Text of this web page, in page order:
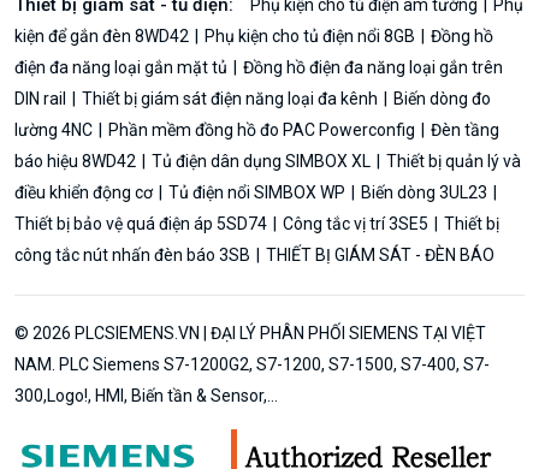
Thiết bị giám sát - tủ điện: Phụ kiện cho tủ điện âm tường
Phụ
kiện để gắn đèn 8WD42
Phụ kiện cho tủ điện nổi 8GB
Đồng hồ
điện đa năng loại gắn mặt tủ
Đồng hồ điện đa năng loại gắn trên
DIN rail
Thiết bị giám sát điện năng loại đa kênh
Biến dòng đo
lường 4NC
Phần mềm đồng hồ đo PAC Powerconfig
Đèn tầng
báo hiệu 8WD42
Tủ điện dân dụng SIMBOX XL
Thiết bị quản lý và
điều khiển động cơ
Tủ điện nổi SIMBOX WP
Biến dòng 3UL23
Thiết bị bảo vệ quá điện áp 5SD74
Công tắc vị trí 3SE5
Thiết bị
công tắc nút nhấn đèn báo 3SB
THIẾT BỊ GIÁM SÁT - ĐÈN BÁO
© 2026 PLCSIEMENS.VN | ĐẠI LÝ PHÂN PHỐI SIEMENS TẠI VIỆT
NAM. PLC Siemens S7-1200G2, S7-1200, S7-1500, S7-400, S7-
300,Logo!, HMI, Biến tần & Sensor,...